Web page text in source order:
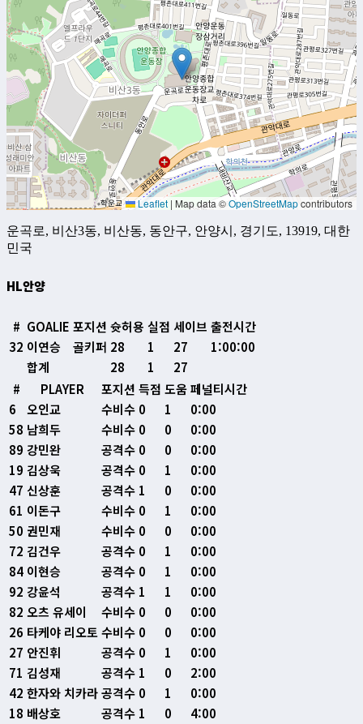
Leaflet | Map data ©OpenStreetMapcontributors
운곡로, 비산3동, 비산동, 동안구, 안양시, 경기도, 13919, 대한
민국
HL안양
# GOALIE 포지션 슛허용 실점 세이브 출전시간
32 이연승 골키퍼 28 1 27
1:00:00
합계
28 1
27
#
PLAYER 포지션 득점 도움페널티시간
6
오인교 수비수 0 1
0:00
58 남희두 수비수 0 0
0:00
89 강민완 공격수 0 0
0:00
19 김상욱 공격수 0 1
0:00
47 신상훈 공격수 1 0
0:00
61 이돈구 수비수 0 1
0:00
50 권민재 수비수 0 0
0:00
72 김건우 공격수 0 1
0:00
84 이현승 공격수 0 1
0:00
92 강윤석 공격수 1 1
0:00
82 오츠 유세이 수비수 0 0
0:00
26 타케야 리오토수비수 0 0
0:00
27 안진휘 공격수 0 1
0:00
71 김성재 공격수 1 0
2:00
42 한자와 치카라공격수 0 1
0:00
18 배상호 공격수 1 0
4:00